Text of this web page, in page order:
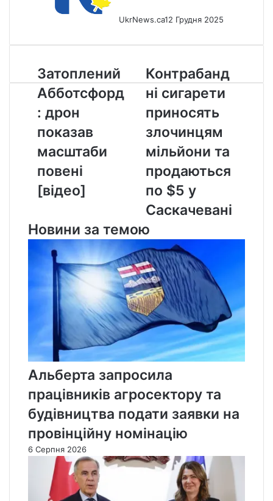
UkrNews.ca12 Грудня 2025
Затоплений
Абботсфорд:
дрон
показав
масштаби
повені
[відео]
Затоплений
Абботсфорд
: дрон
показав
масштаби
повені
[відео]
Контрабандні
сигарети
приносять
злочинцям
мільйони
та
продаються
по
$5
Саскачевані
Контрабанд
ні сигарети
приносять
злочинцям
мільйони та
продаються
по $5 у
Саскачевані
Новини за темою
Альберта запросила
працівників агросектору та
будівництва подати заявки на
провінційну номінацію
6 Серпня 2026